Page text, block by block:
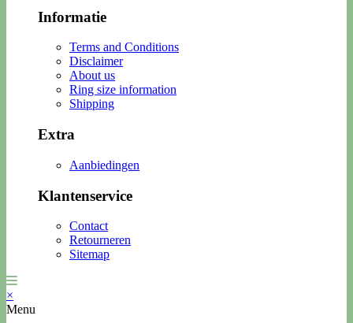
Informatie
Terms and Conditions
Disclaimer
About us
Ring size information
Shipping
Extra
Aanbiedingen
Klantenservice
Contact
Retourneren
Sitemap
×
Menu